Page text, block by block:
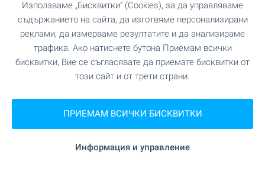
Използваме „Бисквитки“ (Cookies), за да управляваме
съдържанието на сайта, да изготвяме персонализирани
реклами, да измерваме резултатите и да анализираме
трафика. Ако натиснете бутона Приемам всички
бисквитки, Вие се съгласявате да приемате бисквитки от
този сайт и от трети страни.
ПРИЕМАМ ВСИЧКИ БИСКВИТКИ
Информация и управление